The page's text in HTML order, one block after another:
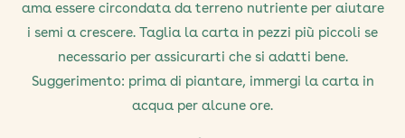
ama essere circondata da terreno nutriente per aiutare
i semi a crescere. Taglia la carta in pezzi più piccoli se
necessario per assicurarti che si adatti bene.
Suggerimento: prima di piantare, immergi la carta in
acqua per alcune ore.